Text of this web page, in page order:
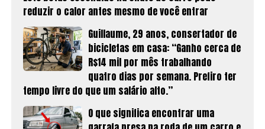
reduzir o calor antes mesmo de você entrar
Guillaume, 29 anos, consertador de
bicicletas em casa: “Ganho cerca de
R$14 mil por mês trabalhando
quatro dias por semana. Prefiro ter
tempo livre do que um salário alto.”
O que significa encontrar uma